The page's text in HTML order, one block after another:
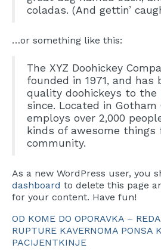
coladas. (And gettin’
…or something like this:
The XYZ Doohickey
founded in 1971, and has
quality doohickeys to the
since. Located in Gotham
employs over 2,000
kinds of awesome things
community.
As a new WordPress user, you
dashboard to delete this page
for your content. Have fun!
OD KOME DO OPORAVKA –
RUPTURE KAVERNOMA PONSA
PACIJENTKINJE